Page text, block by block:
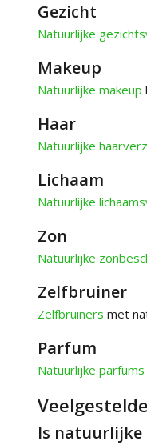
Gezicht
Natuurlijke
Makeup
Natuurlijke makeup
Haar
Natuurlijke
Lichaam
Natuurlijke
Zon
Natuurlijke
Zelfbruiner
Zelfbruiners met
Parfum
Natuurlijke parfums
Is natuurlijke